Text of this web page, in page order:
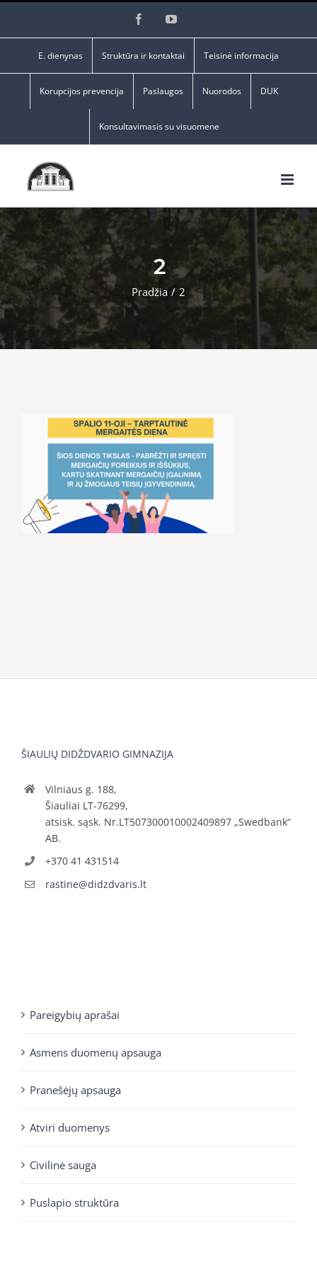
FacebookYouTube
E. dienynas Struktūra ir kontaktai Teisinė informacija
Korupcijos prevencija Paslaugos Nuorodos DUK
Konsultavimasis su visuomene
2
Pradžia / 2
ŠIAULIŲ DIDŽDVARIO GIMNAZIJA
Vilniaus g. 188,
Šiauliai LT-76299,
atsisk. sąsk. Nr.LT507300010002409897 „Swedbank“
AB.
+370 41 431514
rastine@didzdvaris.lt
Pareigybių aprašai
Asmens duomenų apsauga
Pranešėjų apsauga
Atviri duomenys
Civilinė sauga
Puslapio struktūra